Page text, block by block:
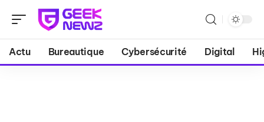
Actu Bureautique Cybersécurité Digital